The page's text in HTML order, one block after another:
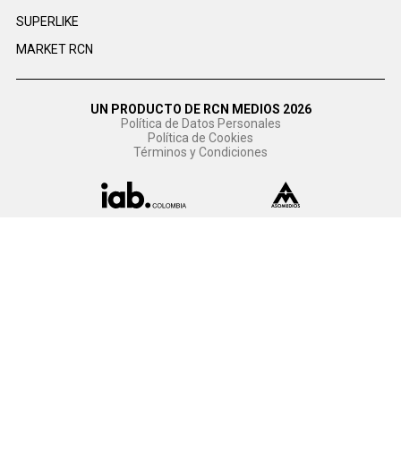
SUPERLIKE
MARKET RCN
UN PRODUCTO DE RCN MEDIOS 2026
Política de Datos Personales
Política de Cookies
Términos y Condiciones